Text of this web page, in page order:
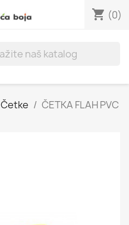
shopping_cart (0)
Četke
ČETKA FLAH PVC